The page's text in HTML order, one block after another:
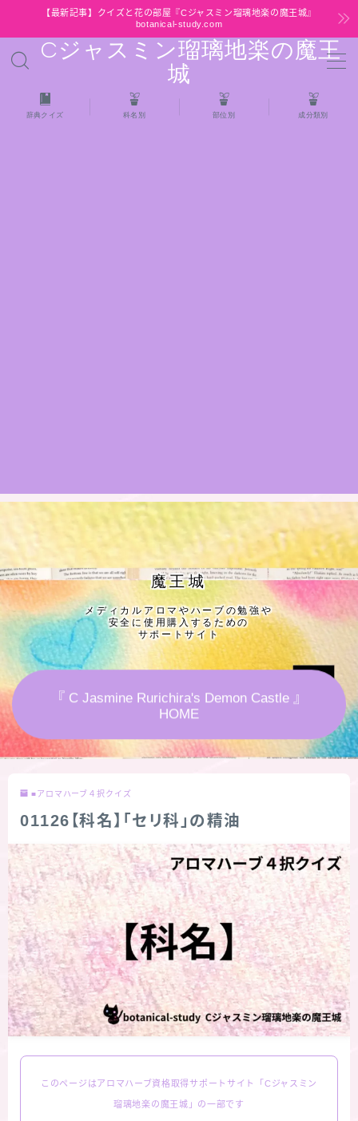
【最新記事】クイズと花の部屋『Cジャスミン瑠璃地楽の魔王城』
botanical-study.com
Cジャスミン瑠璃地楽の魔王
城
MENU
HOME
公式ウェブサイト『Botanical Study』
Cジャスミン瑠璃地楽の主な活動先リンク集
プロフィール
アロマハーブアンケート
おすすめ商品＆レビュー
★スペシャルアロマハーブ４択クイズ (kindle出
お問い合わせ
サイトマップ
辞典クイズ 科名別 部位別 成分類別
魔王城
メディカルアロマやハーブの勉強や
安全に使用購入するための
サポートサイト
『 C Jasmine Rurichira's Demon Castle 』
HOME
■アロマハーブ４択クイズ
01126【科名】「セリ科」の精油
このページはアロマハーブ資格取得サポートサイト「Cジャスミン
瑠璃地楽の魔王城」の一部です